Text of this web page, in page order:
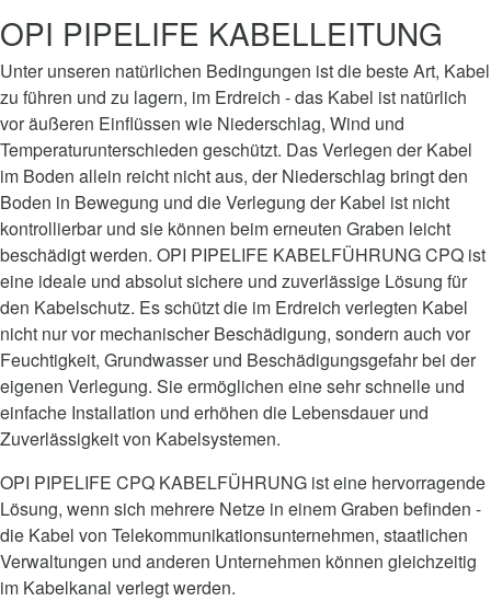
OPI PIPELIFE KABELLEITUNG
Unter unseren natürlichen Bedingungen ist die beste Art, Kabel
zu führen und zu lagern, im Erdreich - das Kabel ist natürlich
vor äußeren Einflüssen wie Niederschlag, Wind und
Temperaturunterschieden geschützt. Das Verlegen der Kabel
im Boden allein reicht nicht aus, der Niederschlag bringt den
Boden in Bewegung und die Verlegung der Kabel ist nicht
kontrollierbar und sie können beim erneuten Graben leicht
beschädigt werden. OPI PIPELIFE KABELFÜHRUNG CPQ ist
eine ideale und absolut sichere und zuverlässige Lösung für
den Kabelschutz. Es schützt die im Erdreich verlegten Kabel
nicht nur vor mechanischer Beschädigung, sondern auch vor
Feuchtigkeit, Grundwasser und Beschädigungsgefahr bei der
eigenen Verlegung. Sie ermöglichen eine sehr schnelle und
einfache Installation und erhöhen die Lebensdauer und
Zuverlässigkeit von Kabelsystemen.
OPI PIPELIFE CPQ KABELFÜHRUNG ist eine hervorragende
Lösung, wenn sich mehrere Netze in einem Graben befinden -
die Kabel von Telekommunikationsunternehmen, staatlichen
Verwaltungen und anderen Unternehmen können gleichzeitig
im Kabelkanal verlegt werden.